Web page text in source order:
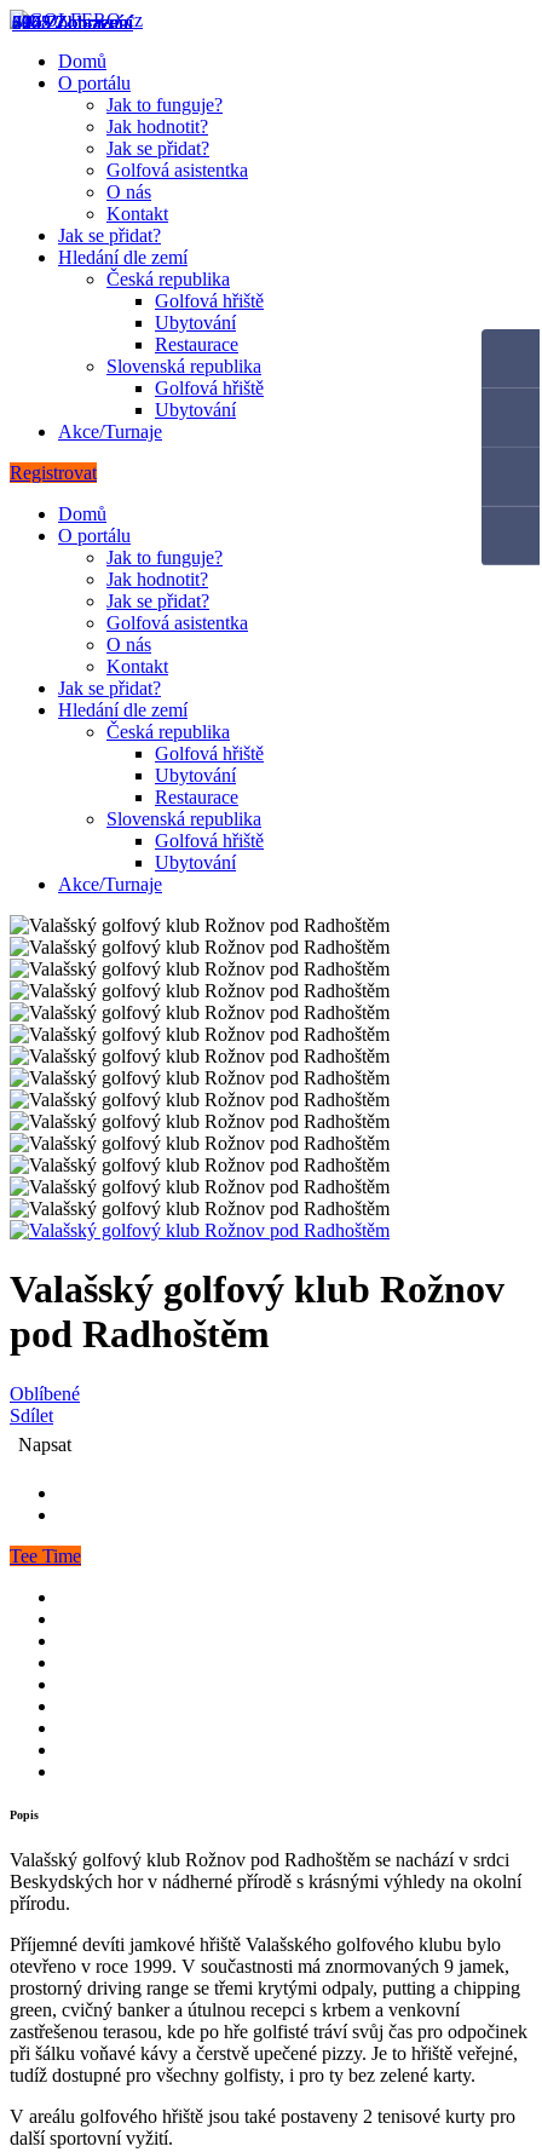
Domů
O portálu
Jak to funguje?
Jak hodnotit?
Jak se přidat?
Golfová asistentka
O nás
Kontakt
Jak se přidat?
Hledání dle zemí
Česká republika
Golfová hřiště
Ubytování
Restaurace
Slovenská republika
Golfová hřiště
Ubytování
Akce/Turnaje
Registrovat
Domů
O portálu
Jak to funguje?
Jak hodnotit?
Jak se přidat?
Golfová asistentka
O nás
Kontakt
Jak se přidat?
Hledání dle zemí
Česká republika
Golfová hřiště
Ubytování
Restaurace
Slovenská republika
Golfová hřiště
Ubytování
Akce/Turnaje
Valašský golfový klub Rožnov
pod Radhoštěm
Oblíbené
Sdílet
Napsat
Tee Time
Popis
Valašský golfový klub Rožnov pod Radhoštěm se nachází v srdci
Beskydských hor v nádherné přírodě s krásnými výhledy na okolní
přírodu.
Příjemné devíti jamkové hřiště Valašského golfového klubu bylo
otevřeno v roce 1999. V součastnosti má znormovaných 9 jamek,
prostorný driving range se třemi krytými odpaly, putting a chipping
green, cvičný banker a útulnou recepci s krbem a venkovní
zastřešenou terasou, kde po hře golfisté tráví svůj čas pro odpočinek
při šálku voňavé kávy a čerstvě upečené pizzy. Je to hřiště veřejné,
tudíž dostupné pro všechny golfisty, i pro ty bez zelené karty.
V areálu golfového hřiště jsou také postaveny 2 tenisové kurty pro
další sportovní vyžití.
4062 Zobrazení
3955 Zobrazení
3148 Zobrazení
600 Zobrazení
7375 Zobrazení
2423 Zobrazení
674 Zobrazení